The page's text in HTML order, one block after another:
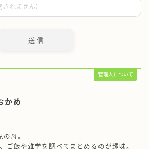
管理人について
かめ
母。
ご飯や雑学を調べてまとめるのが趣味。